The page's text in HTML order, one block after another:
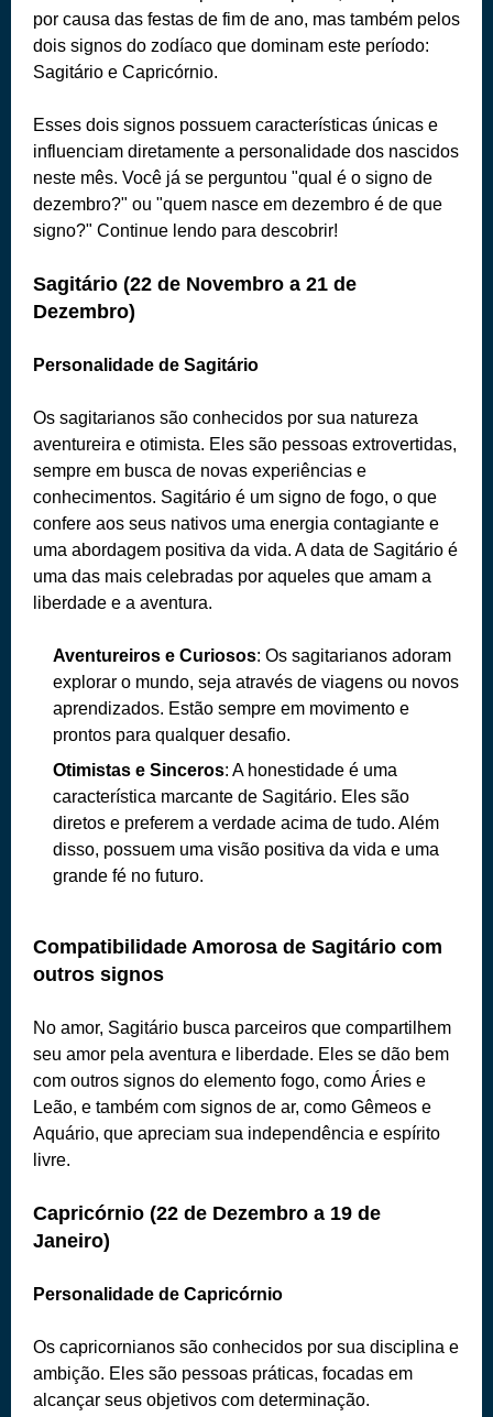
por causa das festas de fim de ano, mas também pelos
dois signos do zodíaco que dominam este período:
Sagitário e Capricórnio.
Esses dois signos possuem características únicas e
influenciam diretamente a personalidade dos nascidos
neste mês. Você já se perguntou "qual é o signo de
dezembro?" ou "quem nasce em dezembro é de que
signo?" Continue lendo para descobrir!
Sagitário (22 de Novembro a 21 de
Dezembro)
Personalidade de Sagitário
Os sagitarianos são conhecidos por sua natureza
aventureira e otimista. Eles são pessoas extrovertidas,
sempre em busca de novas experiências e
conhecimentos. Sagitário é um signo de fogo, o que
confere aos seus nativos uma energia contagiante e
uma abordagem positiva da vida. A data de Sagitário é
uma das mais celebradas por aqueles que amam a
liberdade e a aventura.
Aventureiros e Curiosos: Os sagitarianos adoram
explorar o mundo, seja através de viagens ou novos
aprendizados. Estão sempre em movimento e
prontos para qualquer desafio.
Otimistas e Sinceros: A honestidade é uma
característica marcante de Sagitário. Eles são
diretos e preferem a verdade acima de tudo. Além
disso, possuem uma visão positiva da vida e uma
grande fé no futuro.
Compatibilidade Amorosa de Sagitário com
outros signos
No amor, Sagitário busca parceiros que compartilhem
seu amor pela aventura e liberdade. Eles se dão bem
com outros signos do elemento fogo, como Áries e
Leão, e também com signos de ar, como Gêmeos e
Aquário, que apreciam sua independência e espírito
livre.
Capricórnio (22 de Dezembro a 19 de
Janeiro)
Personalidade de Capricórnio
Os capricornianos são conhecidos por sua disciplina e
ambição. Eles são pessoas práticas, focadas em
alcançar seus objetivos com determinação.